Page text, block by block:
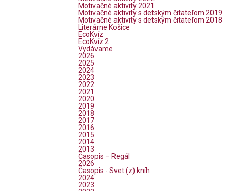
Motivačné aktivity 2021
Motivačné aktivity s detským čitateľom 2019
Motivačné aktivity s detským čitateľom 2018
Literárne Košice
EcoKvíz
EcoKvíz 2
Vydávame
2026
2025
2024
2023
2022
2021
2020
2019
2018
2017
2016
2015
2014
2013
Časopis – Regál
2026
Časopis - Svet (z) kníh
2024
2023